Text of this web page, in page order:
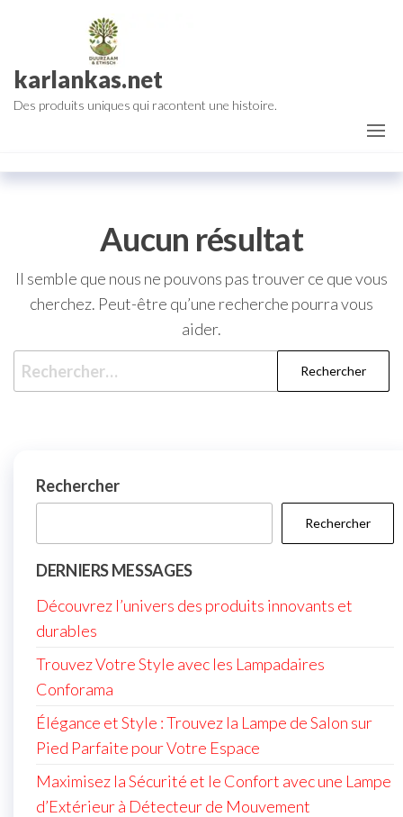
karlankas.net
Des produits uniques qui racontent une histoire.
Aucun résultat
Il semble que nous ne pouvons pas trouver ce que vous
cherchez. Peut-être qu’une recherche pourra vous
aider.
Rechercher
Rechercher
DERNIERS MESSAGES
Découvrez l’univers des produits innovants et
durables
Trouvez Votre Style avec les Lampadaires
Conforama
Élégance et Style : Trouvez la Lampe de Salon sur
Pied Parfaite pour Votre Espace
Maximisez la Sécurité et le Confort avec une Lampe
d’Extérieur à Détecteur de Mouvement